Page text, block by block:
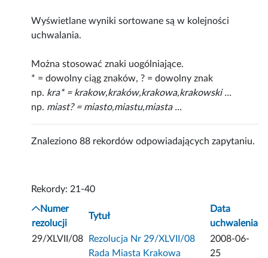
Wyświetlane wyniki sortowane są w kolejności
uchwalania.
Można stosować znaki uogólniające.
* = dowolny ciąg znaków, ? = dowolny znak
np. kra* = krakow,kraków,krakowa,krakowski ...
np. miast? = miasto,miastu,miasta ...
Znaleziono 88 rekordów odpowiadających zapytaniu.
Rekordy: 21-40
Numer
rezolucji
Tytuł
Data
uchwalenia
29/XLVII/08
Rezolucja Nr 29/XLVII/08
Rada Miasta Krakowa
2008-06-
25